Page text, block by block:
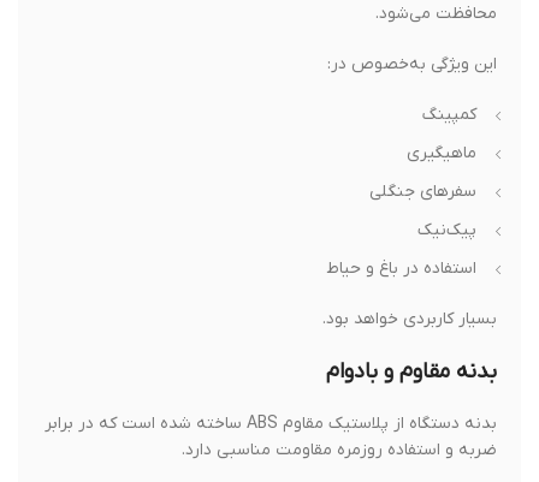
محافظت می‌شود.
این ویژگی به‌خصوص در:
کمپینگ
ماهیگیری
سفرهای جنگلی
پیک‌نیک
استفاده در باغ و حیاط
بسیار کاربردی خواهد بود.
بدنه مقاوم و بادوام
بدنه دستگاه از پلاستیک مقاوم ABS ساخته شده است که در برابر
ضربه و استفاده روزمره مقاومت مناسبی دارد.